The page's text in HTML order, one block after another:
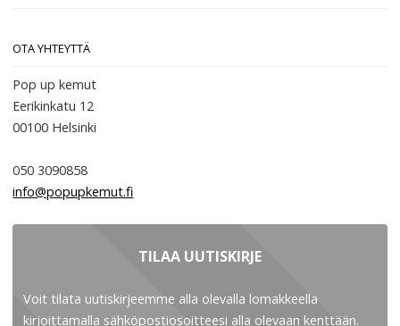
OTA YHTEYTTÄ
Pop up kemut
Eerikinkatu 12
00100 Helsinki
050 3090858
info@popupkemut.fi
TILAA UUTISKIRJE
Voit tilata uutiskirjeemme alla olevalla lomakkeella
kirjoittamalla sähköpostiosoitteesi alla olevaan kenttään.